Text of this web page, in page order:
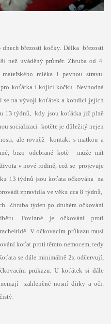
březosti kočky. Délka březosti
než uváděný průměr. Zhruba od 4
mléka i pevnou stravu.
koťátka i kojící kočku. Nevhodná
se na vývoji koťátek a kondici jejich
13 týdnů, kdy jsou koťátka již plně
socializaci kotěte je důležitý nejen
ale rovněž kontakt s matkou a
brzo odebrané kotě může mít
v nové rodině, což se projevuje
13 týdnů jsou koťata očkována na
zpravidla ve věku cca 8 týdnů,
Zhruba týden po druhém očkování
Povinné je očkování proti
V očkovacím průkazu musí
koťat proti těmto nemocem, tedy
se dále minimálně 2x odčervují,
průkazu. U koťátek si dále
zahleněné nosní dírky a oči.